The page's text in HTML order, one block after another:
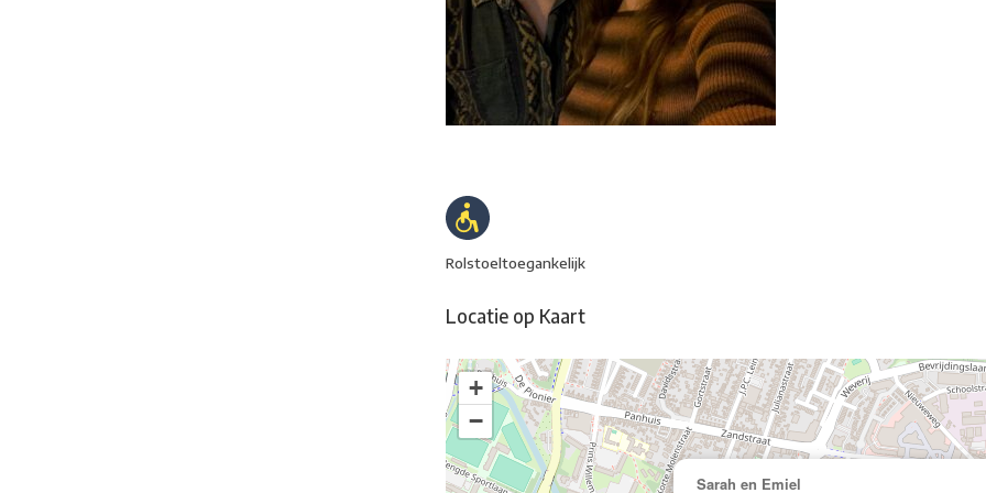
Rolstoeltoegankelijk
Locatie op Kaart
Sarah en Emiel
+
−